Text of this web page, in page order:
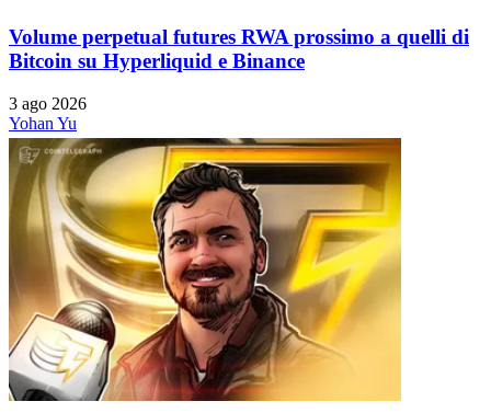
Volume perpetual futures RWA prossimo a quelli di
Bitcoin su Hyperliquid e Binance
3 ago 2026
Yohan Yu